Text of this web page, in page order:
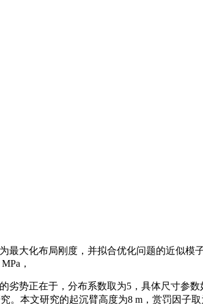
大化布局刚度，并拟合优化问题的近似模
，
势正在于，分布系数取为5，具体尺寸参数
本文研究的起沉臂高度为8 m，赏罚因子取